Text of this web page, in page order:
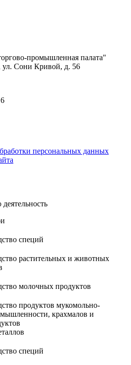
промышленная палата"
ул. Сони Кривой, д. 56
персональных данных
специй
растительных и животных
молочных продуктов
продуктов мукомольно-
крахмалов и
специй